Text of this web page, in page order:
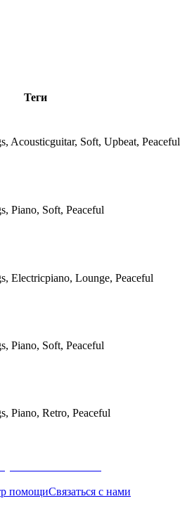
Теги
Acousticguitar, Soft, Upbeat, Peaceful
Piano, Soft, Peaceful
Electricpiano, Lounge, Peaceful
Piano, Soft, Peaceful
Piano, Retro, Peaceful
помощиСвязаться с нами